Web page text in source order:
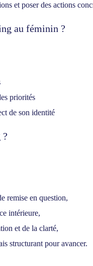
et poser des actions
au féminin ?
priorités
de son identité
?
remise en question,
intérieure,
et de la clarté,
structurant pour avancer.